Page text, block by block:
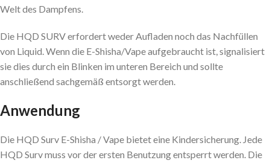
Welt des Dampfens.
Die HQD SURV erfordert weder Aufladen noch das Nachfüllen
von Liquid. Wenn die E-Shisha/Vape aufgebraucht ist, signalisiert
sie dies durch ein Blinken im unteren Bereich und sollte
anschließend sachgemäß entsorgt werden.
Anwendung
Die HQD Surv E-Shisha / Vape bietet eine Kindersicherung. Jede
HQD Surv muss vor der ersten Benutzung entsperrt werden. Die